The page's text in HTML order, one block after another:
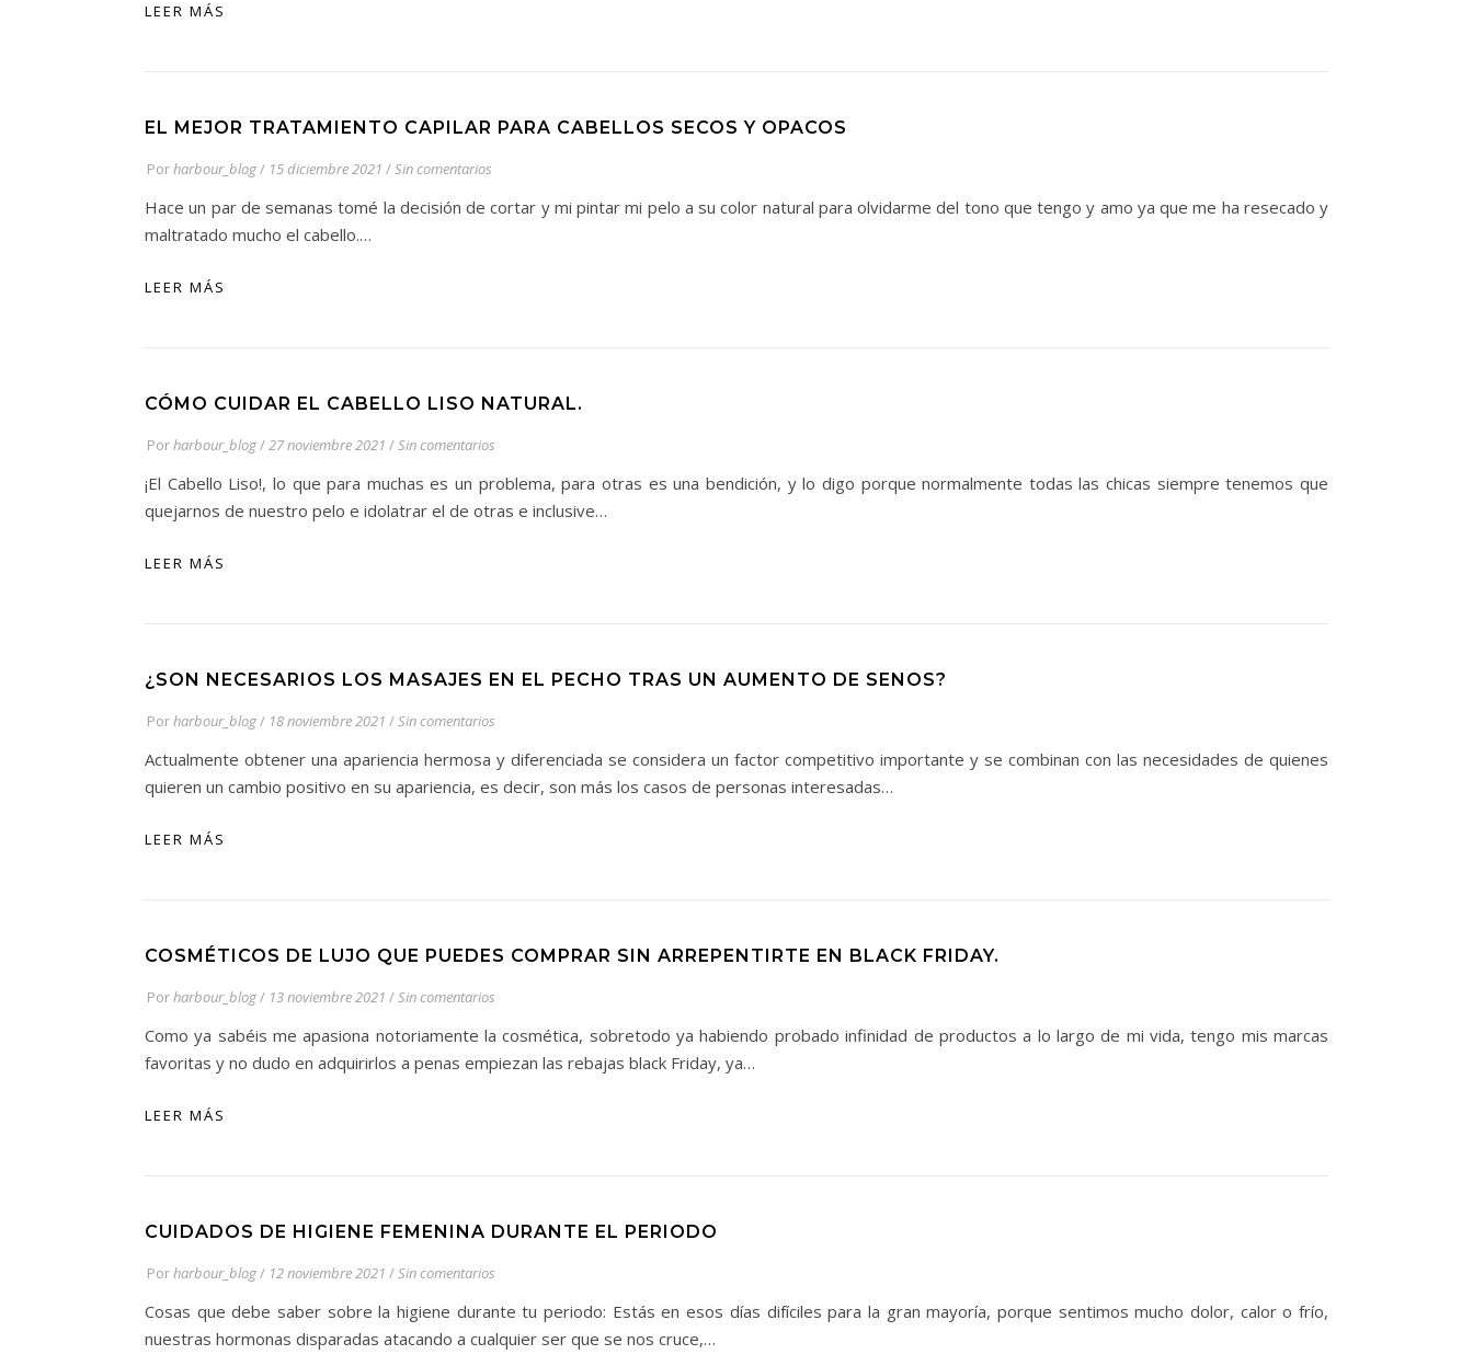
LEER MÁS
EL MEJOR TRATAMIENTO CAPILAR PARA CABELLOS SECOS Y OPACOS
Porharbour_blog/ 15 diciembre 2021 /Sin comentarios
Hace un par de semanas tomé la decisión de cortar y mi pintar mi pelo a su color natural para olvidarme del tono que tengo y amo ya que me ha resecado y
maltratado mucho el cabello.…
LEER MÁS
CÓMO CUIDAR EL CABELLO LISO NATURAL.
Porharbour_blog/27 noviembre 2021 /Sin comentarios
¡El Cabello Liso!, lo que para muchas es un problema, para otras es una bendición, y lo digo porque normalmente todas las chicas siempre tenemos que
quejarnos de nuestro pelo e idolatrar el de otras e inclusive…
LEER MÁS
¿SON NECESARIOS LOS MASAJES EN EL PECHO TRAS UN AUMENTO DE SENOS?
Porharbour_blog/ 18 noviembre 2021 /Sin comentarios
Actualmente obtener una apariencia hermosa y diferenciada se considera un factor competitivo importante y se combinan con las necesidades de quienes
quieren un cambio positivo en su apariencia, es decir, son más los casos de personas interesadas…
LEER MÁS
COSMÉTICOS DE LUJO QUE PUEDES COMPRAR SIN ARREPENTIRTE EN BLACK FRIDAY.
Porharbour_blog/ 13 noviembre 2021 /Sin comentarios
Como ya sabéis me apasiona notoriamente la cosmética, sobretodo ya habiendo probado infinidad de productos a lo largo de mi vida, tengo mis marcas
favoritas y no dudo en adquirirlos a penas empiezan las rebajas black Friday, ya…
LEER MÁS
CUIDADOS DE HIGIENE FEMENINA DURANTE EL PERIODO
Porharbour_blog/ 12 noviembre 2021 /Sin comentarios
Cosas que debe saber sobre la higiene durante tu periodo: Estás en esos días difíciles para la gran mayoría, porque sentimos mucho dolor, calor o frío,
nuestras hormonas disparadas atacando a cualquier ser que se nos cruce,…